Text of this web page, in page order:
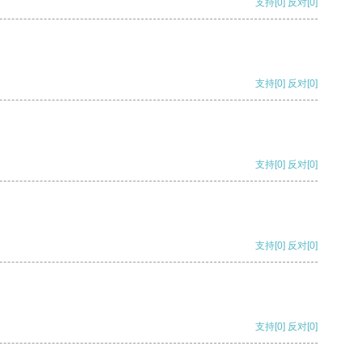
支持 [0] 反对 [0]
支持[0] 反对[0]
支持[0] 反对[0]
支持[0] 反对[0]
支持[0] 反对[0]